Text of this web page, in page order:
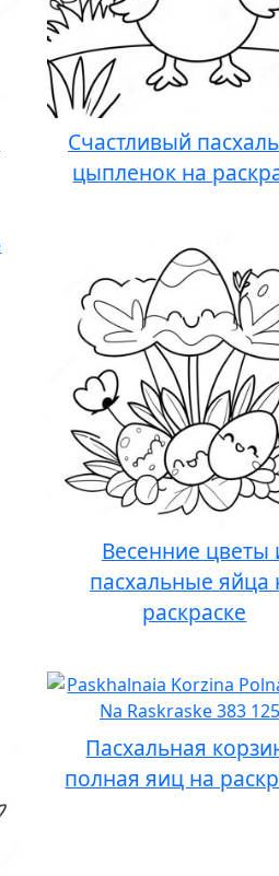
Счастливый
цыпленок на
Весенние цветы
пасхальные яйца
раскраске
Пасхальная
полная яиц на